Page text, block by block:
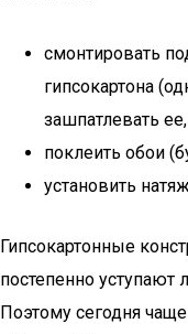
смонтировать
гипсокартона
зашпатлевать
поклеить обои
установить
Гипсокартонные
постепенно
Поэтому сегодня